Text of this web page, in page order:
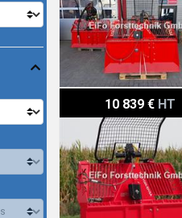
10 839 € HT
Königswieser KGD 100